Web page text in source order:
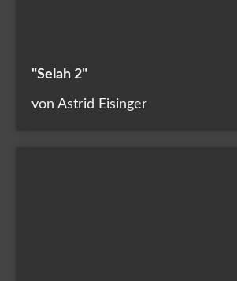
"Selah 2"
von Astrid Eisinger